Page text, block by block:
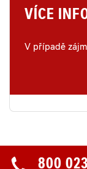
VÍCE
V případě
800